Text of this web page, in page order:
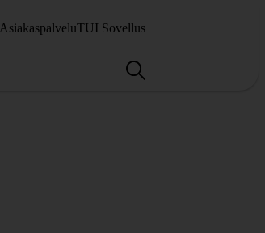
AsiakaspalveluTUI Sovellus